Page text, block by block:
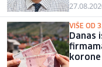
VIŠE OD
Danas
korone